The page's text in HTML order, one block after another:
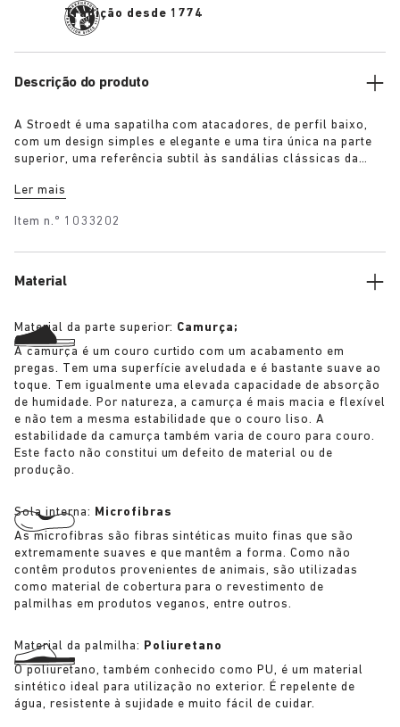
Tradição desde 1774
Descrição do produto
A Stroedt é uma sapatilha com atacadores, de perfil baixo,
com um design simples e elegante e uma tira única na parte
superior, uma referência subtil às sandálias clássicas da
conforto diário com um toque de minimalismo refinado.
Ler mais
Item n.º 1033202
Material
Material da parte superior: Camurça;
A camurça é um couro curtido com um acabamento em
pregas. Tem uma superfície aveludada e é bastante suave ao
toque. Tem igualmente uma elevada capacidade de absorção
de humidade. Por natureza, a camurça é mais macia e flexível
e não tem a mesma estabilidade que o couro liso. A
estabilidade da camurça também varia de couro para couro.
Este facto não constitui um defeito de material ou de
produção.
Sola interna: Microfibras
As microfibras são fibras sintéticas muito finas que são
extremamente suaves e que mantêm a forma. Como não
contêm produtos provenientes de animais, são utilizadas
como material de cobertura para o revestimento de
palmilhas em produtos veganos, entre outros.
Material da palmilha: Poliuretano
O poliuretano, também conhecido como PU, é um material
sintético ideal para utilização no exterior. É repelente de
água, resistente à sujidade e muito fácil de cuidar.